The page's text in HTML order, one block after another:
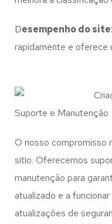
Desempenho do
rapidamente e oferece
Suporte e Manutenção
O nosso compromisso
sítio. Oferecemos
manutenção para
atualizado e a
atualizações de